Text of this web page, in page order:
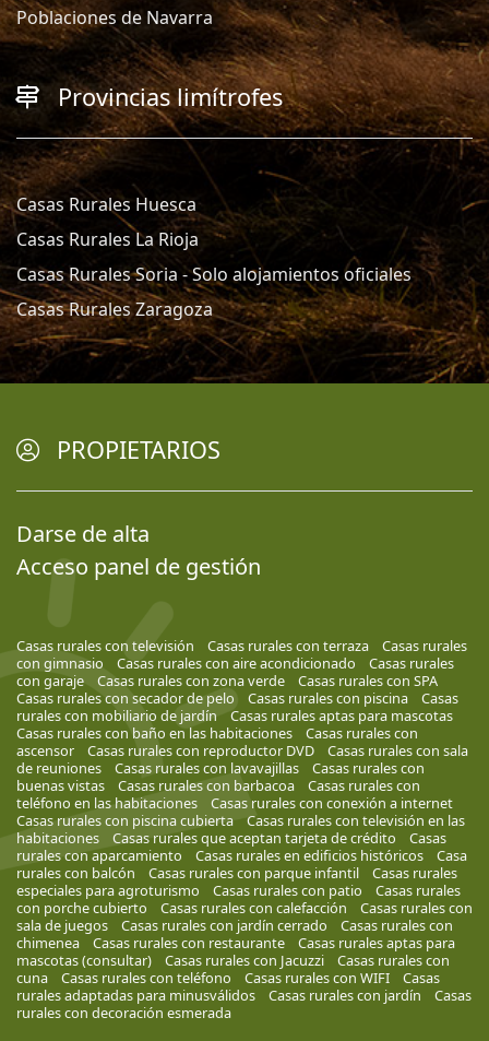
Poblaciones de Navarra
Provincias limítrofes
Casas Rurales Huesca
Casas Rurales La Rioja
Casas Rurales Soria - Solo alojamientos oficiales
Casas Rurales Zaragoza
PROPIETARIOS
Darse de alta
Acceso panel de gestión
Casas rurales con televisión Casas rurales con terraza
Casas rurales
con gimnasio
Casas rurales con aire acondicionado
Casas rurales
con garaje
Casas rurales con zona verde
Casas rurales con SPA
Casas rurales con secador de pelo
Casas rurales con piscina
Casas
rurales con mobiliario de jardín
Casas rurales aptas para mascotas
Casas rurales con baño en las habitaciones
Casas rurales con
ascensor
Casas rurales con reproductor DVD
Casas rurales con sala
de reuniones
Casas rurales con lavavajillas
Casas rurales con
buenas vistas
Casas rurales con barbacoa
Casas rurales con
teléfono en las habitaciones
Casas rurales con conexión a internet
Casas rurales con piscina cubierta
Casas rurales con televisión en las
habitaciones
Casas rurales que aceptan tarjeta de crédito
Casas
rurales con aparcamiento
Casas rurales en edificios históricos
Casa
rurales con balcón
Casas rurales con parque infantil
Casas rurales
especiales para agroturismo
Casas rurales con patio
Casas rurales
con porche cubierto
Casas rurales con calefacción
Casas rurales con
sala de juegos
Casas rurales con jardín cerrado
Casas rurales con
chimenea
Casas rurales con restaurante
Casas rurales aptas para
mascotas (consultar)
Casas rurales con Jacuzzi
Casas rurales con
cuna
Casas rurales con teléfono Casas rurales con WIFI
Casas
rurales adaptadas para minusválidos
Casas rurales con jardín
Casas
rurales con decoración esmerada